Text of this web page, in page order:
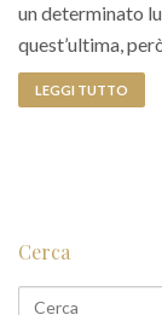
un determinato
quest’ultima,
LEGGI TUTTO
Cerca